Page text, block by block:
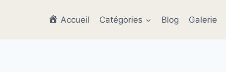
Accueil Catégories Blog Galerie